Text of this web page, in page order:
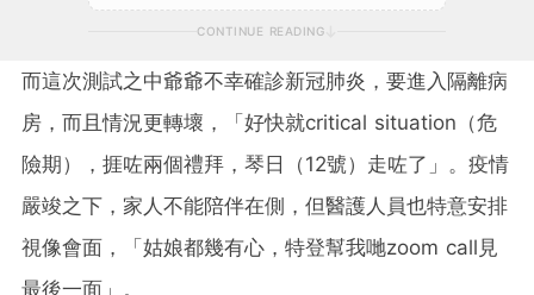
CONTINUE READING
而這次測試之中爺爺不幸確診新冠肺炎，要進入隔離病
房，而且情況更轉壞，「好快就critical situation（危
險期），捱咗兩個禮拜，琴日（12號）走咗了」。疫情
嚴竣之下，家人不能陪伴在側，但醫護人員也特意安排
視像會面，「姑娘都幾有心，特登幫我哋zoom call見
最後一面」。